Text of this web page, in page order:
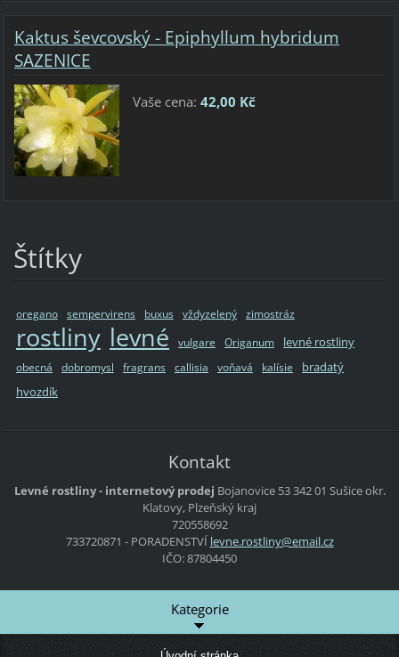
Kaktus ševcovský - Epiphyllum hybridum
SAZENICE
Vaše cena: 42,00 Kč
Štítky
oregano sempervirens buxus vždyzelený zimostráz
rostliny levné vulgare Origanum levné rostliny
obecná dobromysl fragrans callisia voňavá kalísie
bradatý
hvozdík
Kontakt
Levné rostliny - internetový prodej Bojanovice 53342 01 Sušiceokr.
Klatovy, Plzeňský kraj
720558692
733720871 - PORADENSTVÍ levne.rostliny@email.cz
IČO: 87804450
Kategorie